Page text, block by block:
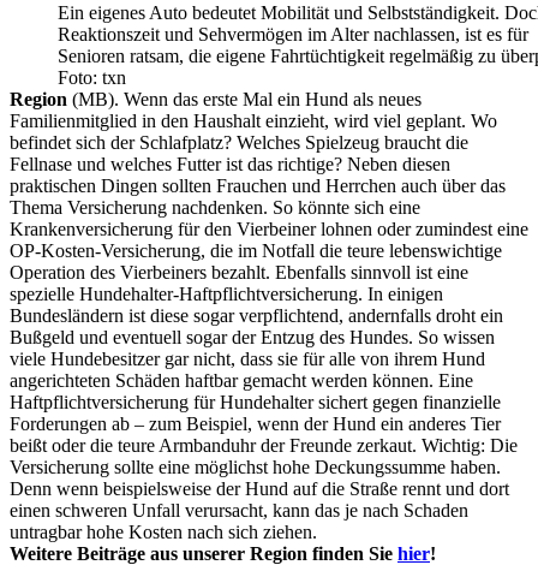
Ein eigenes Auto bedeutet Mobilität und Selbstständigkeit.
Reaktionszeit und Sehvermögen im Alter nachlassen, ist es für
Senioren ratsam, die eigene Fahrtüchtigkeit regelmäßig zu
Foto: txn
Region (MB). Wenn das erste Mal ein Hund als neues
Familienmitglied in den Haushalt einzieht, wird viel geplant. Wo
befindet sich der Schlafplatz? Welches Spielzeug braucht die
Fellnase und welches Futter ist das richtige? Neben diesen
praktischen Dingen sollten Frauchen und Herrchen auch über das
Thema Versicherung nachdenken. So könnte sich eine
Krankenversicherung für den Vierbeiner lohnen oder zumindest eine
OP-Kosten-Versicherung, die im Notfall die teure lebenswichtige
Operation des Vierbeiners bezahlt. Ebenfalls sinnvoll ist eine
spezielle Hundehalter-Haftpflichtversicherung. In einigen
Bundesländern ist diese sogar verpflichtend, andernfalls droht ein
Bußgeld und eventuell sogar der Entzug des Hundes. So wissen
viele Hundebesitzer gar nicht, dass sie für alle von ihrem Hund
angerichteten Schäden haftbar gemacht werden können. Eine
Haftpflichtversicherung für Hundehalter sichert gegen finanzielle
Forderungen ab – zum Beispiel, wenn der Hund ein anderes Tier
beißt oder die teure Armbanduhr der Freunde zerkaut. Wichtig: Die
Versicherung sollte eine möglichst hohe Deckungssumme haben.
Denn wenn beispielsweise der Hund auf die Straße rennt und dort
einen schweren Unfall verursacht, kann das je nach Schaden
untragbar hohe Kosten nach sich ziehen.
Weitere Beiträge aus unserer Region finden Sie hier!